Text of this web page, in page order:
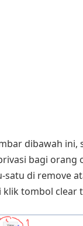
dibawah ini,
bagi
satu di remove
klik tombol clear